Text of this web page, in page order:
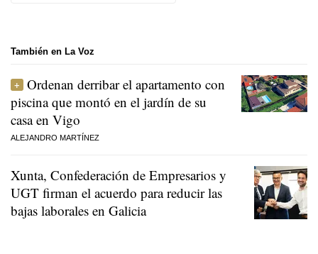
También en La Voz
Ordenan derribar el apartamento con
piscina que montó en el jardín de su
casa en Vigo
ALEJANDRO MARTÍNEZ
Xunta, Confederación de Empresarios y
UGT firman el acuerdo para reducir las
bajas laborales en Galicia